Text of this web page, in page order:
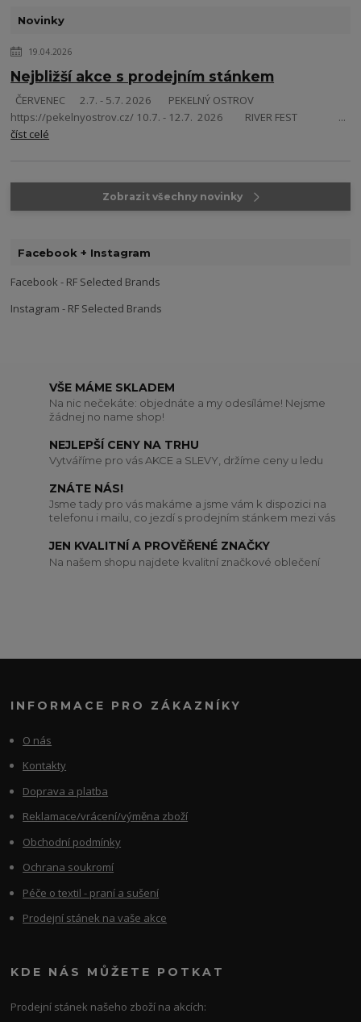
Novinky
19.04.2026
Nejbližší akce s prodejním stánkem
ČERVENEC 2.7. - 5.7. 2026 PEKELNÝ OSTROV
https://pekelnyostrov.cz/ 10.7. - 12.7. 2026 RIVER FEST ...
číst celé
Zobrazit všechny novinky
Facebook + Instagram
Facebook - RF Selected Brands
Instagram - RF Selected Brands
VŠE MÁME SKLADEM
Na nic nečekáte: objednáte a my odesíláme! Nejsme
žádnej no name shop!
NEJLEPŠÍ CENY NA TRHU
Vytváříme pro vás AKCE a SLEVY, držíme ceny u ledu
ZNÁTE NÁS!
Jsme tady pro vás makáme a jsme vám k dispozici na
telefonu i mailu, co jezdí s prodejním stánkem mezi vás
JEN KVALITNÍ A PROVĚŘENÉ ZNAČKY
Na našem shopu najdete kvalitní značkové oblečení
INFORMACE PRO ZÁKAZNÍKY
O nás
Kontakty
Doprava a platba
Reklamace/vrácení/výměna zboží
Obchodní podmínky
Ochrana soukromí
Péče o textil - praní a sušení
Prodejní stánek na vaše akce
KDE NÁS MŮŽETE POTKAT
Prodejní stánek našeho zboží na akcích: